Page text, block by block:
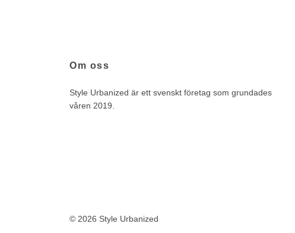
Om oss
Style Urbanized är ett svenskt företag som grundades
våren 2019.
© 2026 Style Urbanized